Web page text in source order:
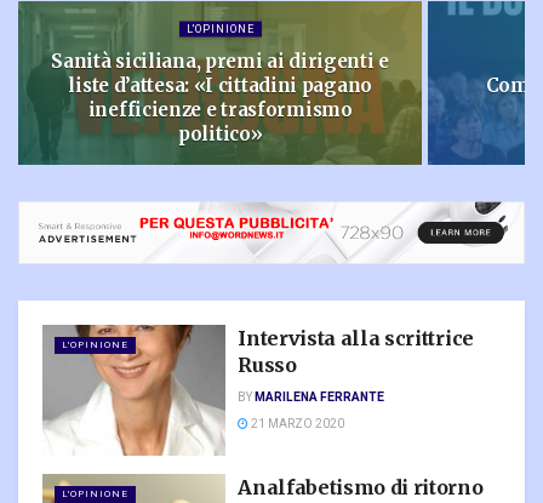
L'OPINIONE
Sanità siciliana, premi ai dirigenti e
liste d’attesa: «I cittadini pagano
inefficienze e trasformismo
politico»
L'OPINIONE
Intervista alla scrittrice
Russo
BYMARILENA FERRANTE
21 MARZO 2020
L'OPINIONE Analfabetismo di ritorno